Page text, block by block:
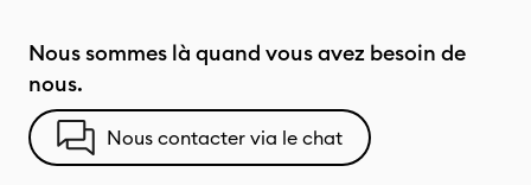
Nous sommes là quand vous avez besoin de
nous.
Nous contacter via le chat